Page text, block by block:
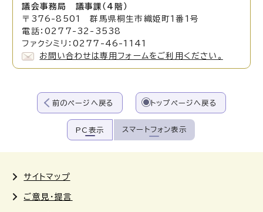
議会事務局 議事課（4階）
〒376-8501 群馬県桐生市織姫町1番1号
電話：0277-32-3538
ファクシミリ：0277-46-1141
お問い合わせは専用フォームをご利用ください。
前のページへ戻る トップページへ戻る
PC表示 スマートフォン表示
サイトマップ
ご意見・提言